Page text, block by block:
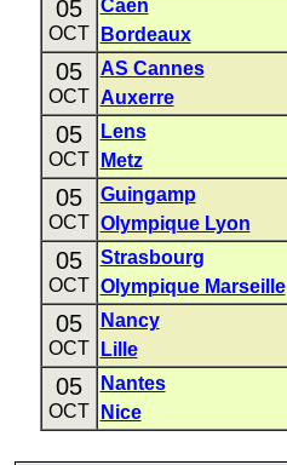
05
OCT
Caen
Bordeaux
05
OCT
AS Cannes
Auxerre
05
OCT
Lens
Metz
05
OCT
Guingamp
Olympique Lyon
05
OCT
Strasbourg
Olympique Marseille
05
OCT
Nancy
Lille
05
OCT
Nantes
Nice